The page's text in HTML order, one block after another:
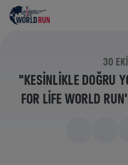
30
"KESINLIKLE DOĞRU
FOR LIFE WORLD